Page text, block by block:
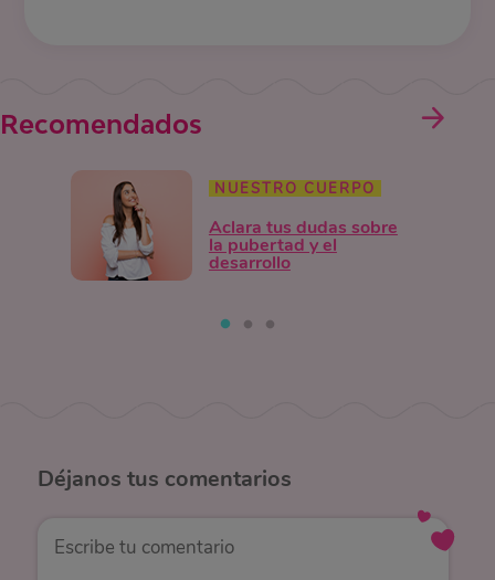
Recomendados
NUESTRO CUERPO
Aclara tus dudas sobre
la pubertad y el
desarrollo
Déjanos tus comentarios